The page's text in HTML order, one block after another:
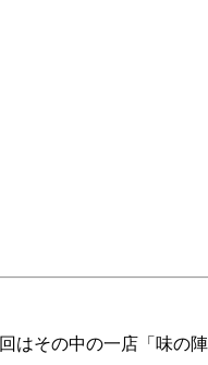
はその中の一店「味の